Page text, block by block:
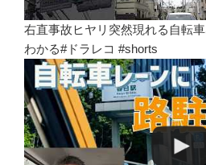
右直事故ヒヤリ突然現れる自転車
わかる#ドラレコ #shorts